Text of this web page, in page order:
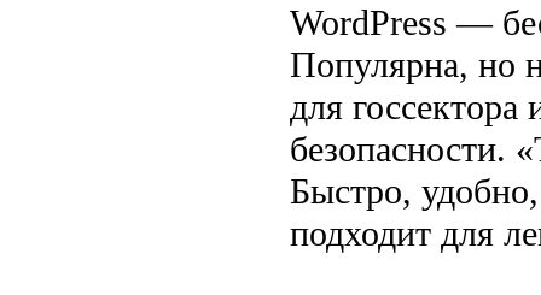
WordPress —
Популярна, но
для
безопасности.
Быстро,
подходит для